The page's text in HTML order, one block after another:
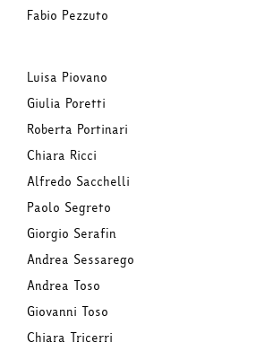
Fabio Pezzuto
Luisa Piovano
Giulia Poretti
Roberta Portinari
Chiara Ricci
Alfredo Sacchelli
Paolo Segreto
Giorgio Serafin
Andrea Sessarego
Andrea Toso
Giovanni Toso
Chiara Tricerri